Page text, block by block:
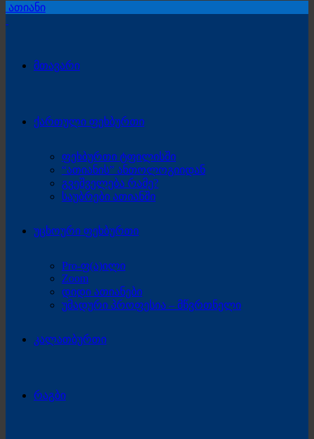
ათიანი
მთავარი
ქართული ფეხბურთი
ფეხბურთი ტფილისში
“ათიანის” ანთოლოგიიდან
გვეშველება რამე?
საუბრები ათიანში
უცხოური ფეხბურთი
Pro-ფ(ა)ილი
Zoom
დიდი ათიანები
უმადური პროფესია – მწვრთნელი
კალათბურთი
რაგბი